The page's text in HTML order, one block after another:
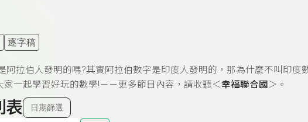
逐字稿
阿拉伯人發明的嗎?其實阿拉伯數字是印度人發明的，那為什麼不叫印度
家一起學習好玩的數學!－－更多節目內容，請收聽＜幸福聯合國 ＞。
表 日期篩選